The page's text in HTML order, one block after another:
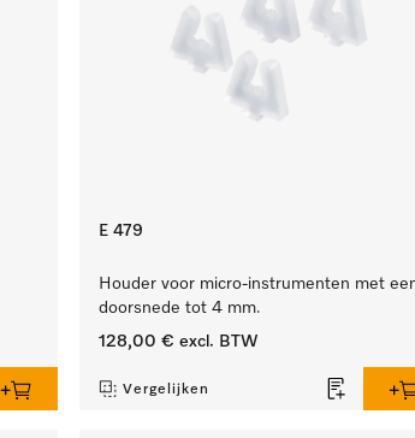
E 479
Houder voor micro-instrumenten met
doorsnede tot 4 mm.
128,00 € excl. BTW
Vergelijken